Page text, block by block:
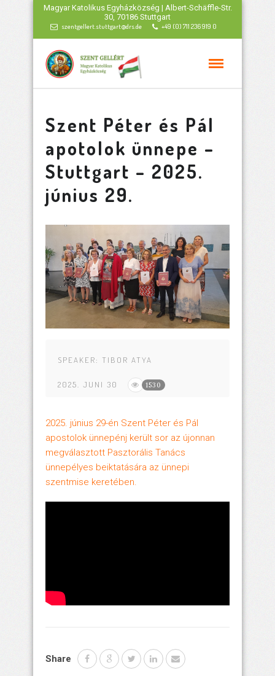
Magyar Katolikus Egyházközség | Albert-Schäffle-Str.
30, 70186 Stuttgart
szentgellert.stuttgart@drs.de +49 (0) 711 236 919 0
Szent Péter és Pál
apotolok ünnepe –
Stuttgart – 2025.
június 29.
SPEAKER: TIBOR ATYA
2025. JUNI 30 1530
2025. június 29-én Szent Péter és Pál
apostolok ünnepénj került sor az újonnan
megválasztott Pasztorális Tanács
ünnepélyes beiktatására az ünnepi
szentmise keretében.
Share